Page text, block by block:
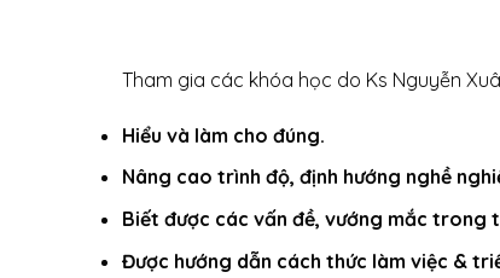
Tham gia các khóa học do Ks Nguyễn
Hiểu và làm cho đúng.
Nâng cao trình độ, định hướng nghề
Biết được các vấn đề, vướng mắc trong
Được hướng dẫn cách thức làm việc &